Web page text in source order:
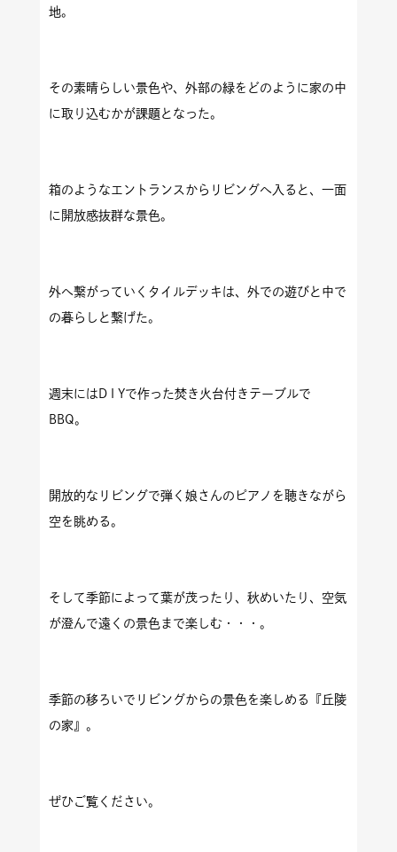
地。
その素晴らしい景色や、外部の緑をどのように家の中
に取り込むかが課題となった。
箱のようなエントランスからリビングへ入ると、一面
に開放感抜群な景色。
外へ繋がっていくタイルデッキは、外での遊びと中で
の暮らしと繋げた。
週末には D I Yで作った焚き火台付きテーブルで
BBQ。
開放的なリビングで弾く娘さんのピアノを聴きながら
空を眺める。
そして季節によって葉が茂ったり、秋めいたり、空気
が澄んで遠くの景色まで楽しむ・・・。
季節の移ろいでリビングからの景色を楽しめる『丘陵
の家』。
ぜひご覧ください。